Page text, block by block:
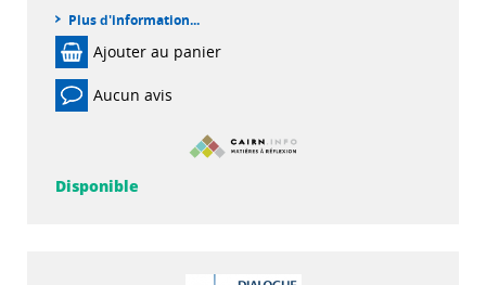
Plus d'information...
Ajouter au panier
Aucun avis
Disponible